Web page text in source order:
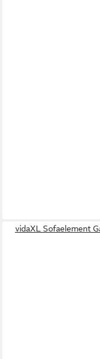
vidaXL Sofaelement